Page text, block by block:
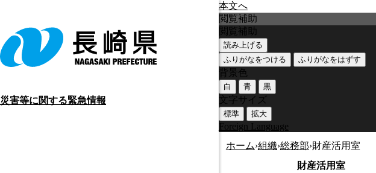
本文へ
災害等に関する緊急情報
閲覧補助
閲覧補助
読み上げる
ふりがなをつける
ふりがなをはずす
背景色
白 青 黒
文字サイズ
標準 拡大
Foreign Language
ホーム›組織›総務部›財産活用室
財産活用室